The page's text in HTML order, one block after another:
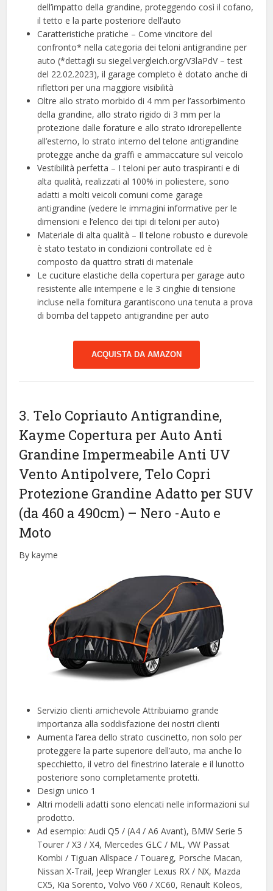
dell’impatto della grandine, proteggendo così il cofano,
il tetto e la parte posteriore dell’auto
Caratteristiche pratiche – Come vincitore del
confronto* nella categoria dei teloni antigrandine per
auto (*dettagli su siegel.vergleich.org/V3laPdV – test
del 22.02.2023), il garage completo è dotato anche di
riflettori per una maggiore visibilità
Oltre allo strato morbido di 4 mm per l’assorbimento
della grandine, allo strato rigido di 3 mm per la
protezione dalle forature e allo strato idrorepellente
all’esterno, lo strato interno del telone antigrandine
protegge anche da graffi e ammaccature sul veicolo
Vestibilità perfetta – I teloni per auto traspiranti e di
alta qualità, realizzati al 100% in poliestere, sono
adatti a molti veicoli comuni come garage
antigrandine (vedere le immagini informative per le
dimensioni e l’elenco dei tipi di teloni per auto)
Materiale di alta qualità – Il telone robusto e durevole
è stato testato in condizioni controllate ed è
composto da quattro strati di materiale
Le cuciture elastiche della copertura per garage auto
resistente alle intemperie e le 3 cinghie di tensione
incluse nella fornitura garantiscono una tenuta a prova
di bomba del tappeto antigrandine per auto
ACQUISTA DA AMAZON
3. Telo Copriauto Antigrandine,
Kayme Copertura per Auto Anti
Grandine Impermeabile Anti UV
Vento Antipolvere, Telo Copri
Protezione Grandine Adatto per SUV
(da 460 a 490cm) – Nero -Auto e
Moto
By kayme
Servizio clienti amichevole Attribuiamo grande
importanza alla soddisfazione dei nostri clienti
Aumenta l’area dello strato cuscinetto, non solo per
proteggere la parte superiore dell’auto, ma anche lo
specchietto, il vetro del finestrino laterale e il lunotto
posteriore sono completamente protetti.
Design unico 1
Altri modelli adatti sono elencati nelle informazioni sul
prodotto.
Ad esempio: Audi Q5 / (A4 / A6 Avant), BMW Serie 5
Tourer / X3 / X4, Mercedes GLC / ML, VW Passat
Kombi / Tiguan Allspace / Touareg, Porsche Macan,
Nissan X-Trail, Jeep Wrangler Lexus RX / NX, Mazda
CX5, Kia Sorento, Volvo V60 / XC60, Renault Koleos,